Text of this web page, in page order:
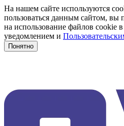
На нашем сайте используются
пользоваться данным сайтом, вы
на использование файлов cookie
уведомлением и
Понятно